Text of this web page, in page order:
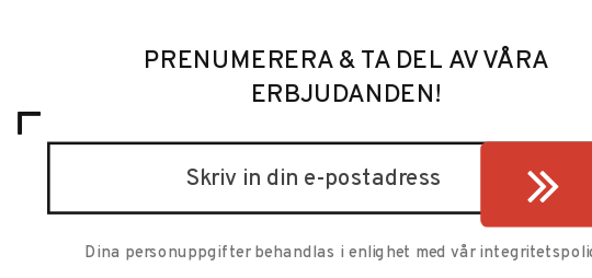
PRENUMERERA & TA DEL AV VÅRA
ERBJUDANDEN!
Dina personuppgifter behandlas i enlighet med vår